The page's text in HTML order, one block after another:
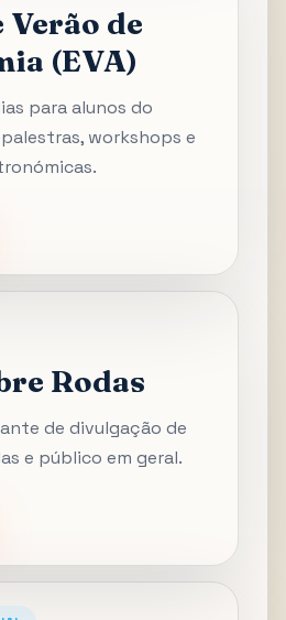
Verão de
(EVA)
para alunos do
workshops e
Rodas
de divulgação de
e público em geral.